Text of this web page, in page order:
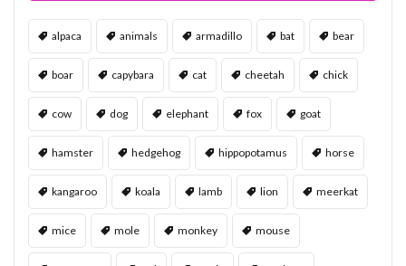
alpaca animals armadillo bat bear
boar capybara cat cheetah chick
cow dog elephant fox goat
hamster hedgehog hippopotamus horse
kangaroo koala lamb lion meerkat
mice mole monkey mouse